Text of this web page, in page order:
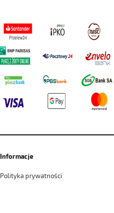
Informacje
Polityka prywatności